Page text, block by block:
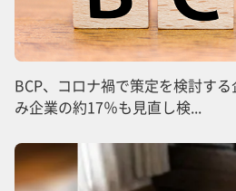
BCP、コロナ禍で策定を検討す
み企業の約17％も見直し検...